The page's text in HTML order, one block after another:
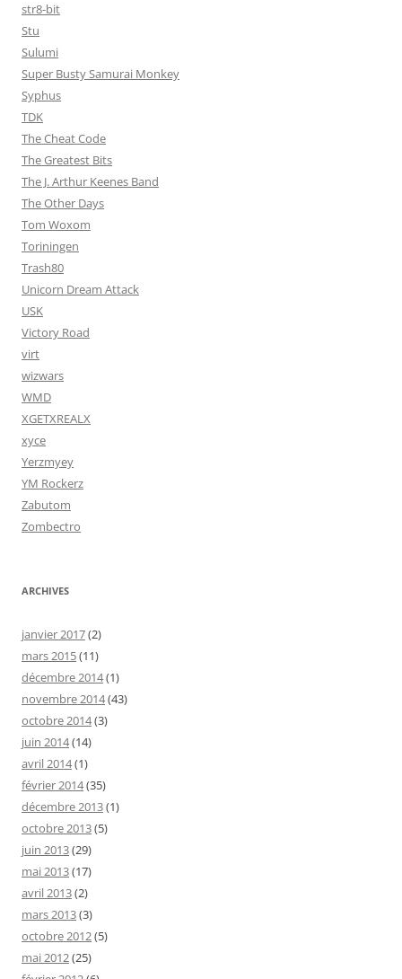
str8-bit
Stu
Sulumi
Super Busty Samurai Monkey
Syphus
TDK
The Cheat Code
The Greatest Bits
The J. Arthur Keenes Band
The Other Days
Tom Woxom
Toriningen
Trash80
Unicorn Dream Attack
USK
Victory Road
virt
wizwars
WMD
XGETXREALX
xyce
Yerzmyey
YM Rockerz
Zabutom
Zombectro
ARCHIVES
janvier 2017(2)
mars 2015(11)
décembre 2014(1)
novembre 2014(43)
octobre 2014(3)
juin 2014(14)
avril 2014(1)
février 2014(35)
décembre 2013(1)
octobre 2013(5)
juin 2013(29)
mai 2013(17)
avril 2013(2)
mars 2013(3)
octobre 2012(5)
mai 2012(25)